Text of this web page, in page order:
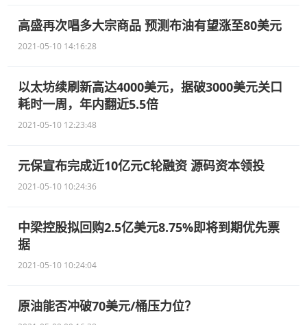
高盛再次唱多大宗商品 预测布油有望涨至80美元
2021-05-10 14:16:28
以太坊续刷新高达4000美元，据破3000美元关口
耗时一周，年内翻近5.5倍
2021-05-10 12:23:48
元保宣布完成近10亿元C轮融资 源码资本领投
2021-05-10 10:24:36
中梁控股拟回购2.5亿美元8.75%即将到期优先票
据
2021-05-10 10:24:04
原油能否冲破70美元/桶压力位？